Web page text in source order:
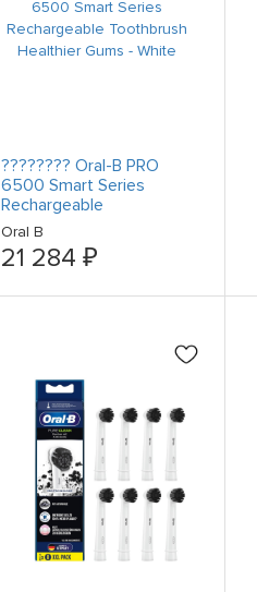
???????? Oral-B PRO
6500 Smart Series
Rechargeable
Toothbrush Healthier
Gums - White
Oral B
21 284 ₽